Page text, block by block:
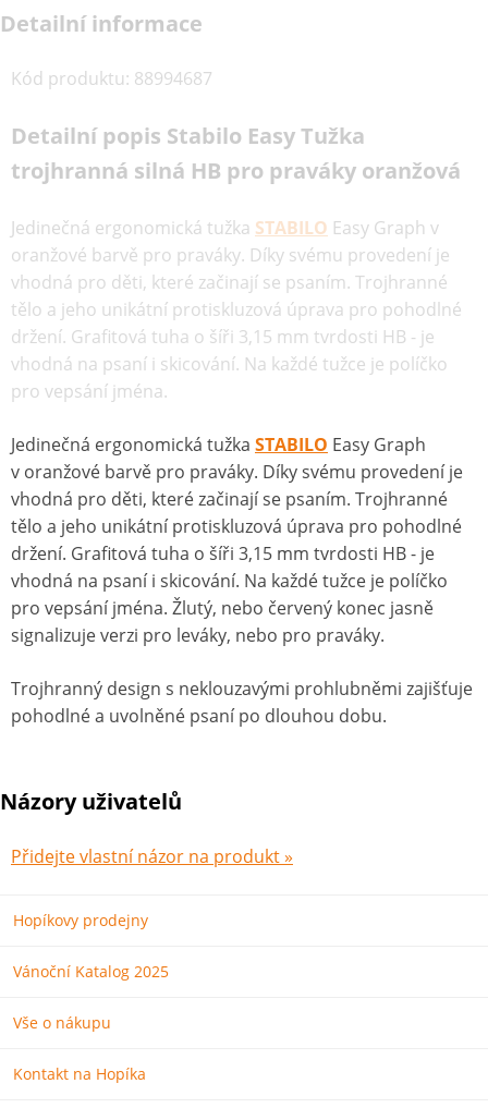
Detailní informace
Kód produktu: 88994687
Detailní popis Stabilo Easy Tužka
trojhranná silná HB pro praváky oranžová
Jedinečná ergonomická tužka STABILO Easy Graph v
oranžové barvě pro praváky. Díky svému provedení je
vhodná pro děti, které začinají se psaním. Trojhranné
tělo a jeho unikátní protiskluzová úprava pro pohodlné
držení. Grafitová tuha o šíři 3,15 mm tvrdosti HB - je
vhodná na psaní i skicování. Na každé tužce je políčko
pro vepsání jména.
Jedinečná ergonomická tužka STABILO Easy Graph
v oranžové barvě pro praváky. Díky svému provedení je
vhodná pro děti, které začinají se psaním. Trojhranné
tělo a jeho unikátní protiskluzová úprava pro pohodlné
držení. Grafitová tuha o šíři 3,15 mm tvrdosti HB - je
vhodná na psaní i skicování. Na každé tužce je políčko
pro vepsání jména. Žlutý, nebo červený konec jasně
signalizuje verzi pro leváky, nebo pro praváky.
Trojhranný design s neklouzavými prohlubněmi zajišťuje
pohodlné a uvolněné psaní po dlouhou dobu.
Názory uživatelů
Přidejte vlastní názor na produkt »
Hopíkovy prodejny
Vánoční Katalog 2025
Vše o nákupu
Kontakt na Hopíka